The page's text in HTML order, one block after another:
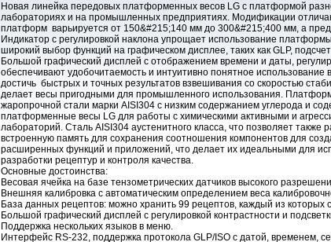
Новая линейка передовых платформенных весов LG с платформой
лабораториях и на промышленных предприятиях. Модификации
платформ варьируется от 150&#215;140 мм до 300&#215;400 мм, а
Индикатор с регулировкой наклона упрощает использование
широкий выбор функций на графическом дисплее, таких как GLP,
Большой графический дисплей с отображением времени и даты,
обеспечивают удобочитаемость и интуитивно понятное
достичь быстрых и точных результатов взвешивания со скоростью
делает весы пригодными для промышленного использования.
жаропрочной стали марки AISI304 с низким содержанием углерода и
платформенные весы LG для работы с химическими активными и
лабораторий. Сталь AISI304 аустенитного класса, что позволяет
встроенную память для сохранения соотношения компонентов для
расширенных функций и приложений, что делает их идеальными для
разработки рецептур и контроля качества.
Основные достоинства:
Весовая ячейка на базе тензометрических датчиков высокого
Внешняя калибровка с автоматическим определением веса
База данных рецептов: можно хранить 99 рецептов, каждый из которых
Большой графический дисплей с регулировкой контрастности и
Поддержка нескольких языков в меню.
Интерфейс RS-232, поддержка протокола GLP/ISO с датой, временем,